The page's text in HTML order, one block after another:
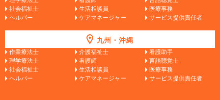
社会福祉士
生活相談員
医療事務
ヘルパー
ケアマネージャー サービス提供責任者
九州・沖縄
作業療法士 介護福祉士
看護助手
理学療法士
看護師
言語聴覚士
社会福祉士
生活相談員
医療事務
ヘルパー
ケアマネージャー サービス提供責任者